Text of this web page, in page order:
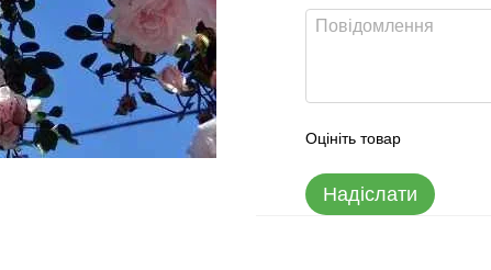
Оцініть товар
Надіслати